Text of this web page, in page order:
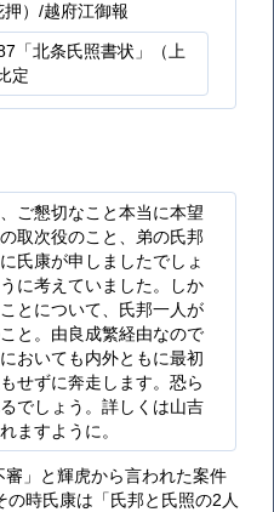
）/越府江御報
「北条氏照書状」（上
定
ご懇切なこと本当に本望
取次役のこと、弟の氏邦
氏康が申しましたでしょ
に考えていました。しか
とについて、氏邦一人が
と。由良成繁経由なので
おいても内外ともに最初
せずに奔走します。恐ら
でしょう。詳しくは山吉
ますように。
」と輝虎から言われた案件
時氏康は「氏邦と氏照の2人